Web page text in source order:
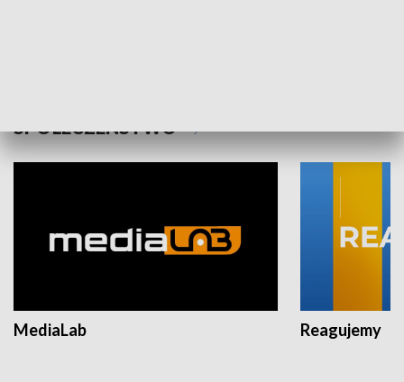
SPOŁECZEŃSTWO
MediaLab Reagujemy